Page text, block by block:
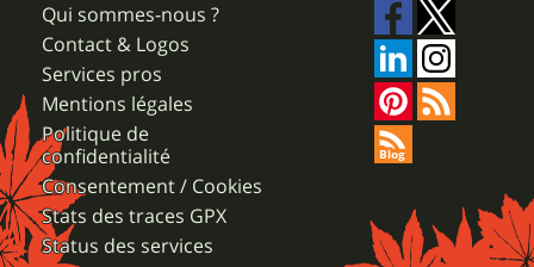
Qui sommes-nous ?
Contact & Logos
Services pros
Mentions légales
Politique de
confidentialité
Consentement / Cookies
Stats des traces GPX
Status des services